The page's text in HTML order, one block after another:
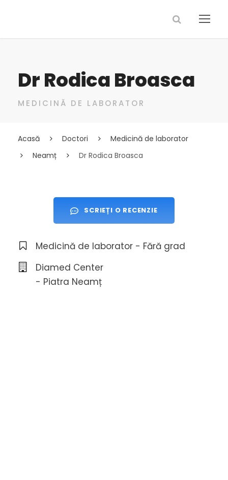
Dr Rodica Broasca
MEDICINĂ DE LABORATOR
Acasă Doctori
Medicină de laborator
Neamț
Dr Rodica Broasca
SCRIEȚI O RECENZIE
Medicină de laborator - Fără grad
Diamed Center
- Piatra Neamț